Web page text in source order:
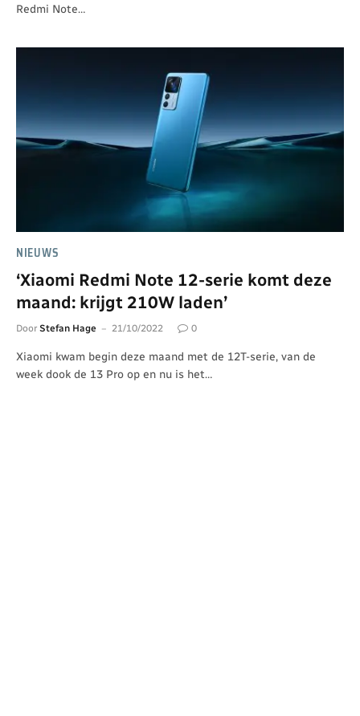
Redmi Note…
NIEUWS
‘Xiaomi Redmi Note 12-serie komt deze
maand: krijgt 210W laden’
Door Stefan Hage 21/10/2022 0
Xiaomi kwam begin deze maand met de 12T-serie, van de
week dook de 13 Pro op en nu is het…